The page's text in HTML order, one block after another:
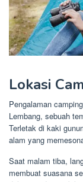
Lokasi
Pengalaman
Lembang, sebuah
Terletak di kaki
alam yang
Saat malam tiba,
membuat suasana